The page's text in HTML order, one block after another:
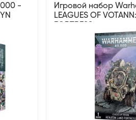
-
Игровой набор
LEAGUES OF